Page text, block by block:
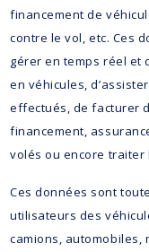
financement de
contre le vol, etc. Ces
gérer en temps réel et
en véhicules,
effectués, de facturer
financement,
volés ou encore traiter
Ces données sont
utilisateurs des
camions, automobiles,